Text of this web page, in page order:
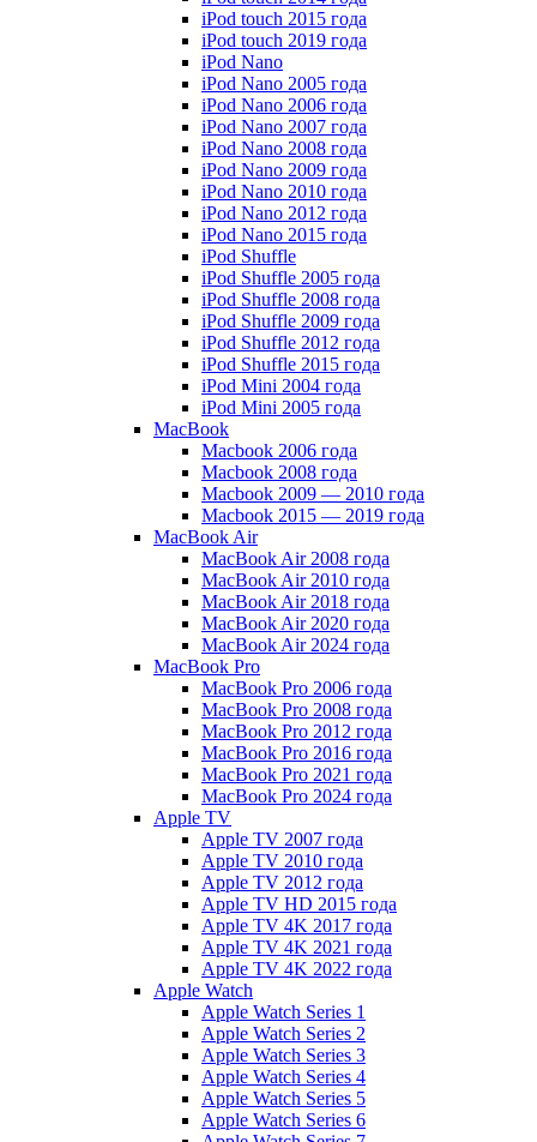
iPod touch 2015 года
iPod touch 2019 года
iPod Nano
iPod Nano 2005 года
iPod Nano 2006 года
iPod Nano 2007 года
iPod Nano 2008 года
iPod Nano 2009 года
iPod Nano 2010 года
iPod Nano 2012 года
iPod Nano 2015 года
iPod Shuffle
iPod Shuffle 2005 года
iPod Shuffle 2008 года
iPod Shuffle 2009 года
iPod Shuffle 2012 года
iPod Shuffle 2015 года
iPod Mini 2004 года
iPod Mini 2005 года
MacBook
Macbook 2006 года
Macbook 2008 года
Macbook 2009 — 2010 года
Macbook 2015 — 2019 года
MacBook Air
MacBook Air 2008 года
MacBook Air 2010 года
MacBook Air 2018 года
MacBook Air 2020 года
MacBook Air 2024 года
MacBook Pro
MacBook Pro 2006 года
MacBook Pro 2008 года
MacBook Pro 2012 года
MacBook Pro 2016 года
MacBook Pro 2021 года
MacBook Pro 2024 года
Apple TV
Apple TV 2007 года
Apple TV 2010 года
Apple TV 2012 года
Apple TV HD 2015 года
Apple TV 4K 2017 года
Apple TV 4K 2021 года
Apple TV 4K 2022 года
Apple Watch
Apple Watch Series 1
Apple Watch Series 2
Apple Watch Series 3
Apple Watch Series 4
Apple Watch Series 5
Apple Watch Series 6